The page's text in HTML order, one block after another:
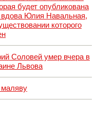
будет опубликована
вдова Юлия Навальная,
которого
Соловей умер вчера в
Львова